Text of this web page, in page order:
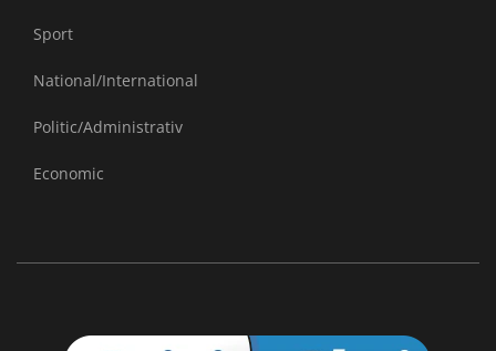
Sport
National/International
Politic/Administrativ
Economic